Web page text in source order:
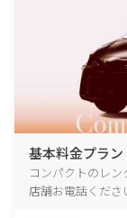
基本料金プラン
コンパクトのレ
店舗お電話くださ